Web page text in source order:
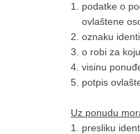
1. podatke o
ovlaštene
2. oznaku
3. o robi za
4. visinu
5. potpis
Uz ponudu
1. presliku